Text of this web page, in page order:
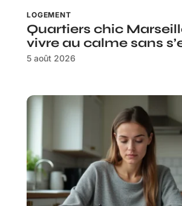
LOGEMENT
Quartiers chic
vivre au calme sans
5 août 2026